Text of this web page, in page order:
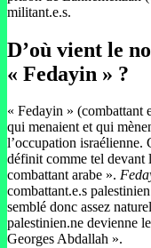
militant.e.s.
D’où vient le
« Fedayin » ?
« Fedayin » (combattant
qui menaient et qui
l’occupation israélienne.
définit comme tel devant
combattant arabe ».
combattant.e.s
semblé donc assez
palestinien.ne devienne
Georges Abdallah ».